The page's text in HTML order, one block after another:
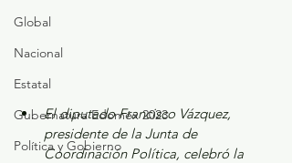
Global
Nacional
Estatal
Gubernatura Edoméx 2023
Política y Gobierno
El diputado Francisco Vázquez,
presidente de la Junta de
Coordinación Política, celebró la